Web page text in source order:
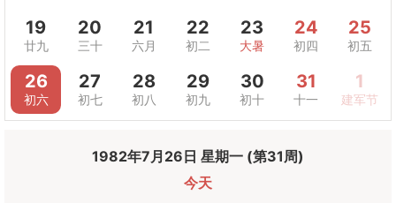
19
廿九
20
三十
21
六月
22
初二
23
大暑
24
初四
25
初五
26
初六
27
初七
28
初八
29
初九
30
初十
31
十一
1
建军节
1982年7月26日 星期一 (第31周)
今天